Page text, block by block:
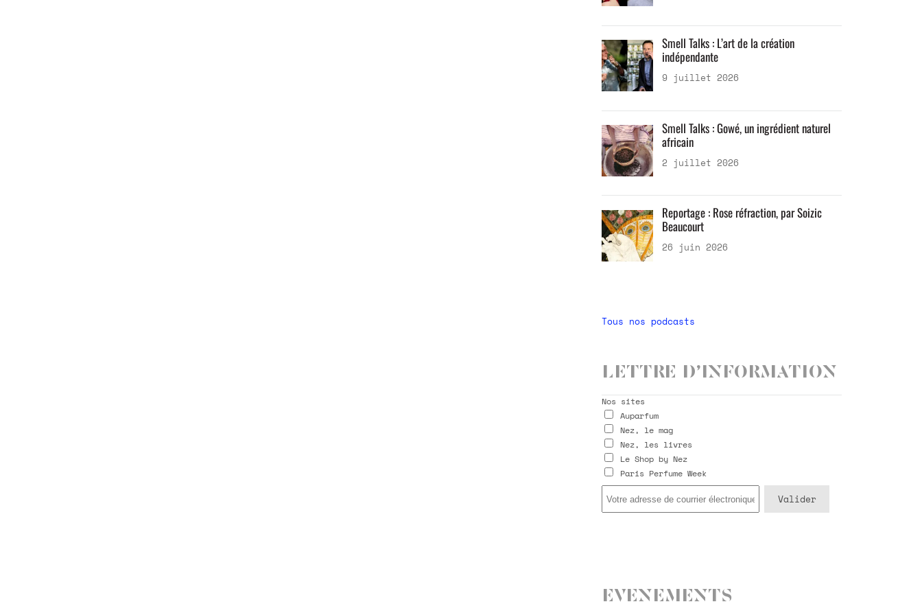
Smell Talks : L’art de la création
indépendante
9 juillet 2026
Smell Talks : Gowé, un ingrédient naturel
africain
2 juillet 2026
Reportage : Rose réfraction, par Soizic
Beaucourt
26 juin 2026
Tous nos podcasts
Lettre d’information
Nos sites
Auparfum
Nez, le mag
Nez, les livres
Le Shop by Nez
Paris Perfume Week
Evenements